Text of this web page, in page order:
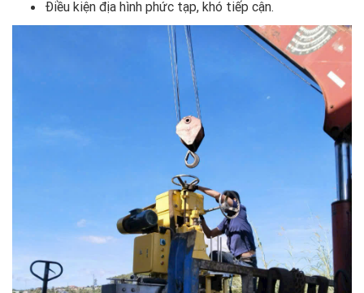
Điều kiện địa hình phức tạp, khó tiếp cận.